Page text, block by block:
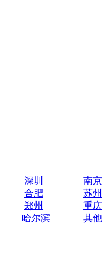
深圳
南京
合肥
苏州
郑州
重庆
哈尔滨
其他